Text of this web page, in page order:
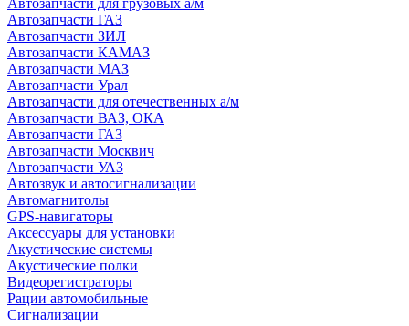
Автозапчасти для грузовых а/м
Автозапчасти ГАЗ
Автозапчасти ЗИЛ
Автозапчасти КАМАЗ
Автозапчасти МАЗ
Автозапчасти Урал
Автозапчасти для отечественных а/м
Автозапчасти ВАЗ, ОКА
Автозапчасти ГАЗ
Автозапчасти Москвич
Автозапчасти УАЗ
Автозвук и автосигнализации
Автомагнитолы
GPS-навигаторы
Аксессуары для установки
Акустические системы
Акустические полки
Видеорегистраторы
Рации автомобильные
Сигнализации